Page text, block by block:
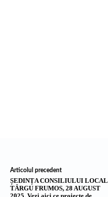
Articolul precedent
ȘEDINȚA CONSILIULUI LOCAL
TÂRGU FRUMOS, 28 AUGUST